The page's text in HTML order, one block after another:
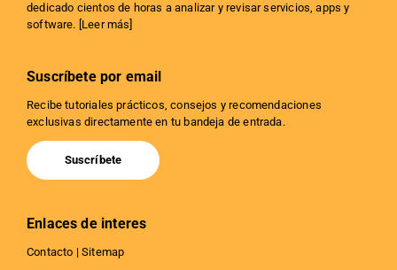
dedicado cientos de horas a analizar y revisar servicios, apps y
software. [ Leer más
Suscríbete por email
Recibe tutoriales prácticos, consejos y recomendaciones
exclusivas directamente en tu bandeja de entrada.
Suscríbete
Enlaces de interes
Contacto | Sitemap